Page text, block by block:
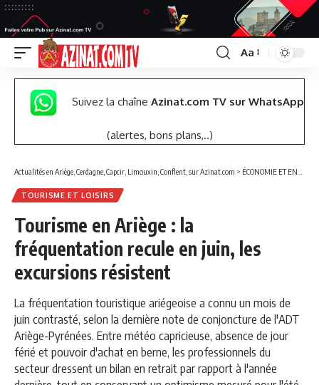
Font
Resizer
Aa
Suivez la chaîne Azinat.com TV sur WhatsApp
(alertes, bons plans,..)
Actualités en Ariège, Cerdagne, Capcir, Limouxin, Conflent, sur Azinat.com > ÉCONOMIE ET ENTREPRISES
TOURISME ET LOISIRS
Tourisme en Ariège : la
fréquentation recule en juin, les
excursions résistent
La fréquentation touristique ariégeoise a connu un mois de
juin contrasté, selon la dernière note de conjoncture de l'ADT
Ariège-Pyrénées. Entre météo capricieuse, absence de jour
férié et pouvoir d'achat en berne, les professionnels du
secteur dressent un bilan en retrait par rapport à l'année